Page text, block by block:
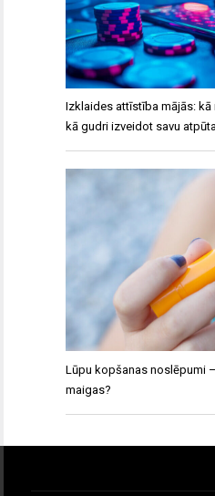
Izklaides attīstība mājās: kā
kā gudri izveidot savu
Lūpu kopšanas noslēpumi
maigas?